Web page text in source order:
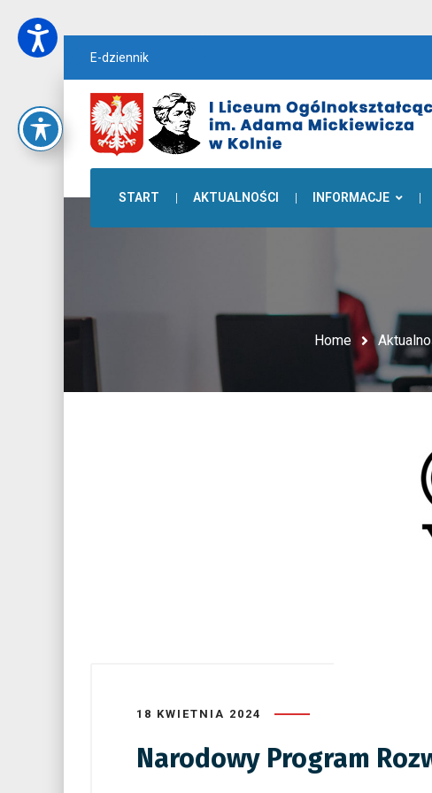
E-dziennik
START AKTUALNOŚCI INFORMACJE
Home
18 KWIETNIA 2024
Narodowy Program